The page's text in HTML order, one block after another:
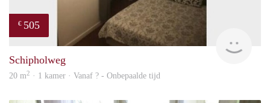
€ 505
Schipholweg
20 m2 · 1 kamer · Vanaf ? - Onbepaalde tijd